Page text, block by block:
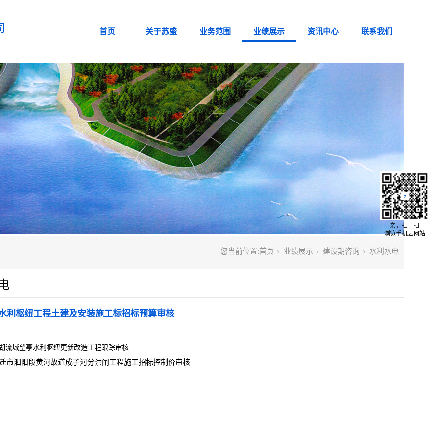
首页 关于苏盛 业务范围 业绩展示 资讯中心 联系我们
您当前位置:首页 业绩展示 建设期咨询 水利水电
利枢纽工程土建及安装施工标招标预算审核
流域望亭水利枢纽更新改造工程跟踪审核
市泗阳段黄河故道成子河分洪闸工程施工招标控制价审核
亲，扫一扫
浏览手机云网站